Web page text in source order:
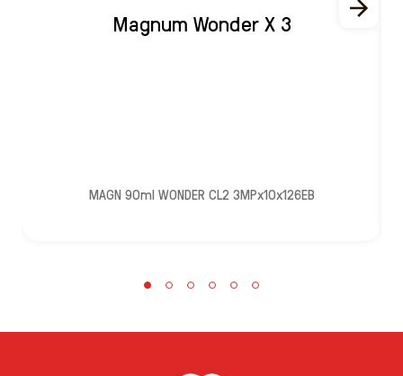
Magnum Wonder X 3
MAGN 90ml WONDER CL2 3MPx10x126EB